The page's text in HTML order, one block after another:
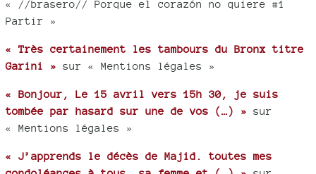
« //brasero// Porque el corazón no quiere #1
Partir »
« Très certainement les tambours du Bronx titre
Garini » sur « Mentions légales »
« Bonjour, Le 15 avril vers 15h 30, je suis
tombée par hasard sur une de vos (…) » sur
« Mentions légales »
« J’apprends le décès de Majid. toutes mes